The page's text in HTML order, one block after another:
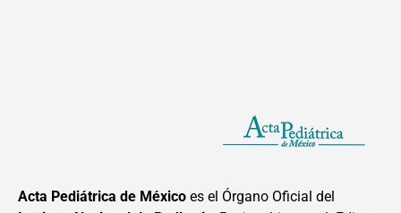
Acta Pediátrica de México es el Órgano Oficial del